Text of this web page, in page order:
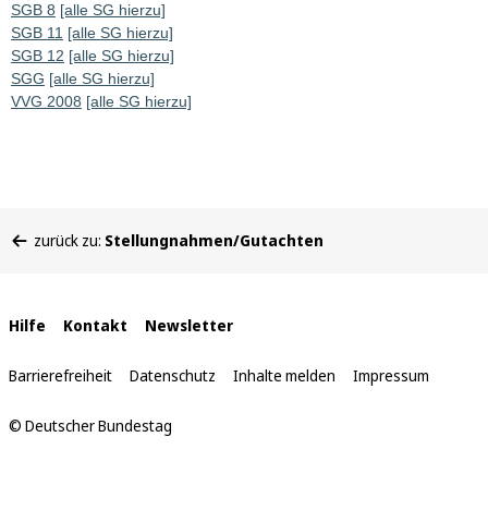
SGB 8 [alle SG hierzu]
SGB 11 [alle SG hierzu]
SGB 12 [alle SG hierzu]
SGG [alle SG hierzu]
VVG 2008 [alle SG hierzu]
befinden
zurück zu: Stellungnahmen/Gutachten
Interne
Links
Hilfe Kontakt Newsletter
Barrierefreiheit Datenschutz Inhalte melden Impressum
© Deutscher Bundestag